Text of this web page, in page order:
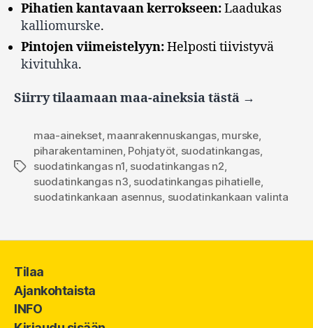
Pihatien kantavaan kerrokseen:Laadukas
kalliomurske.
Pintojen viimeistelyyn:Helposti tiivistyvä
kivituhka.
Siirry tilaamaan maa-aineksia tästä →
Avainsanat
maa-ainekset, maanrakennuskangas, murske,
piharakentaminen Pohjatyöt suodatinkangas
suodatinkangas n1 suodatinkangas n2
suodatinkangas n3 suodatinkangas pihatielle,
suodatinkankaan asennus suodatinkankaan valinta
Tilaa
Ajankohtaista
INFO